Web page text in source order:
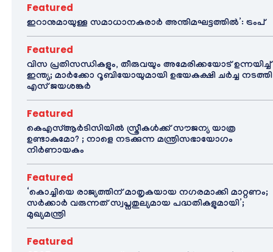
Featured
ഇറാനുമായുള്ള സമാധാനകരാർ അന്തിമഘട്ടത്തിൽ‌’: ട്രംപ്
Featured
വിസ പ്രതിസന്ധികളും, തീരുവയും അമേരിക്കയോട് ഉന്നയിച്ച്
ഇന്ത്യ; മാർക്കോ റൂബിയോയുമായി ഉഭയകക്ഷി ചർച്ച നടത്തി
എസ് ജയശങ്കർ
Featured
കെഎസ്ആർടിസിയിൽ സ്ത്രീകൾക്ക് സൗജന്യ യാത്ര
ഉണ്ടാകുമോ? ; നാളെ നടക്കുന്ന മന്ത്രിസഭായോഗം
നിർണായകം
Featured
‘കൊച്ചിയെ രാജ്യത്തിന് മാതൃകയായ നഗരമാക്കി മാറ്റണം;
സർക്കാർ വരുന്നത് സ്വപ്നതുല്യമായ പദ്ധതികളുമായി’;
മുഖ്യമന്ത്രി
Featured